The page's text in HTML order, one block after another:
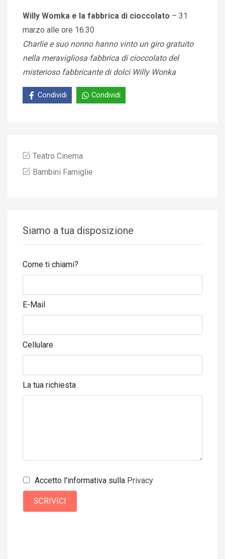
Willy Womka e la fabbrica di cioccolato – 31
marzo alle ore 16:30
Charlie e suo nonno hanno vinto un giro gratuito
nella meravigliosa fabbrica di cioccolato del
misterioso fabbricante di dolci Willy Wonka
Condividi Condividi
Teatro Cinema
Bambini Famiglie
Siamo a tua disposizione
Come ti chiami?
E-Mail
Cellulare
La tua richiesta
Accetto l'informativa sulla Privacy
SCRIVICI